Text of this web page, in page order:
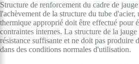
Structure de renforcement du cadre de
l'achèvement de la structure du tube d'acier,
thermique approprié doit être effectué pour
contraintes internes. La structure de la
résistance suffisante et ne doit pas produire
dans des conditions normales d'utilisation.